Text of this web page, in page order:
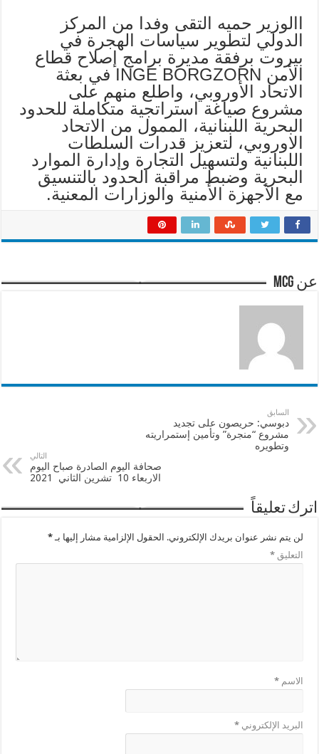
االوزير حميه التقى وفدا من المركز
الدولي لتطوير سياسات الهجرة في
بيروت برفقة مديرة برامج إصلاح قطاع
الأمن INGE BORGZORN في بعثة
الاتحاد الأوروبي، واطلع منهم على
مشروع صياغة استراتجية متكاملة للحدود
البحرية اللبنانية، الممول من الاتحاد
الاوروبي، لتعزيز قدرات السلطات
اللبنانية ولتسهيل التجارة وإدارة الموارد
البحرية وضبط مراقبة الحدود بالتنسيق
مع الأجهزة الأمنية والوزارات المعنية.
عن mcg
السابق
دبوسي: حريصون على تجديد
مشروع “منجرة” وتأمين إستمراريته
وتطويره
التالي
صحافة اليوم الصادرة صباح اليوم
الاربعاء 10 تشرين الثاني 2021
اترك تعليقاً
لن يتم نشر عنوان بريدك الإلكتروني. الحقول الإلزامية مشار إليها بـ*
التعليق*
الاسم*
البريد الإلكتروني*